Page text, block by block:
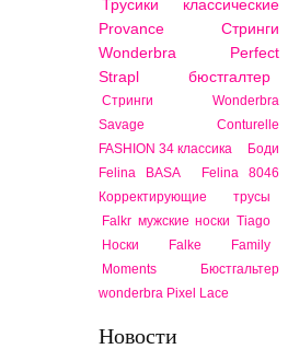
Трусики классические
Provance
Стринги
Wonderbra Perfect
Strapl
бюстгалтер
Стринги Wonderbra
Savage
Conturelle
FASHION 34 классика
Боди
Felina BASA
Felina 8046
Корректирующие трусы
Falkr мужские носки Tiago
Носки Falke Family
Moments
Бюстгальтер
wonderbra Pixel Lace
Новости